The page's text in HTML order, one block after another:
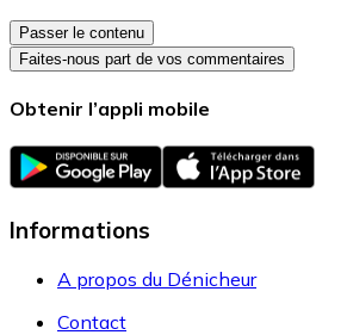
Passer le contenu
Faites-nous part de vos commentaires
Obtenir l’appli mobile
Informations
A propos du Dénicheur
Contact